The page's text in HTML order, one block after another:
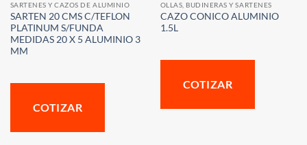
SARTENES Y CAZOS DE ALUMINIO
SARTEN 20 CMS C/TEFLON
PLATINUM S/FUNDA
MEDIDAS 20 X 5 ALUMINIO 3
MM
COTIZAR
OLLAS, BUDINERAS Y SARTENES
CAZO CONICO ALUMINIO
1.5L
COTIZAR